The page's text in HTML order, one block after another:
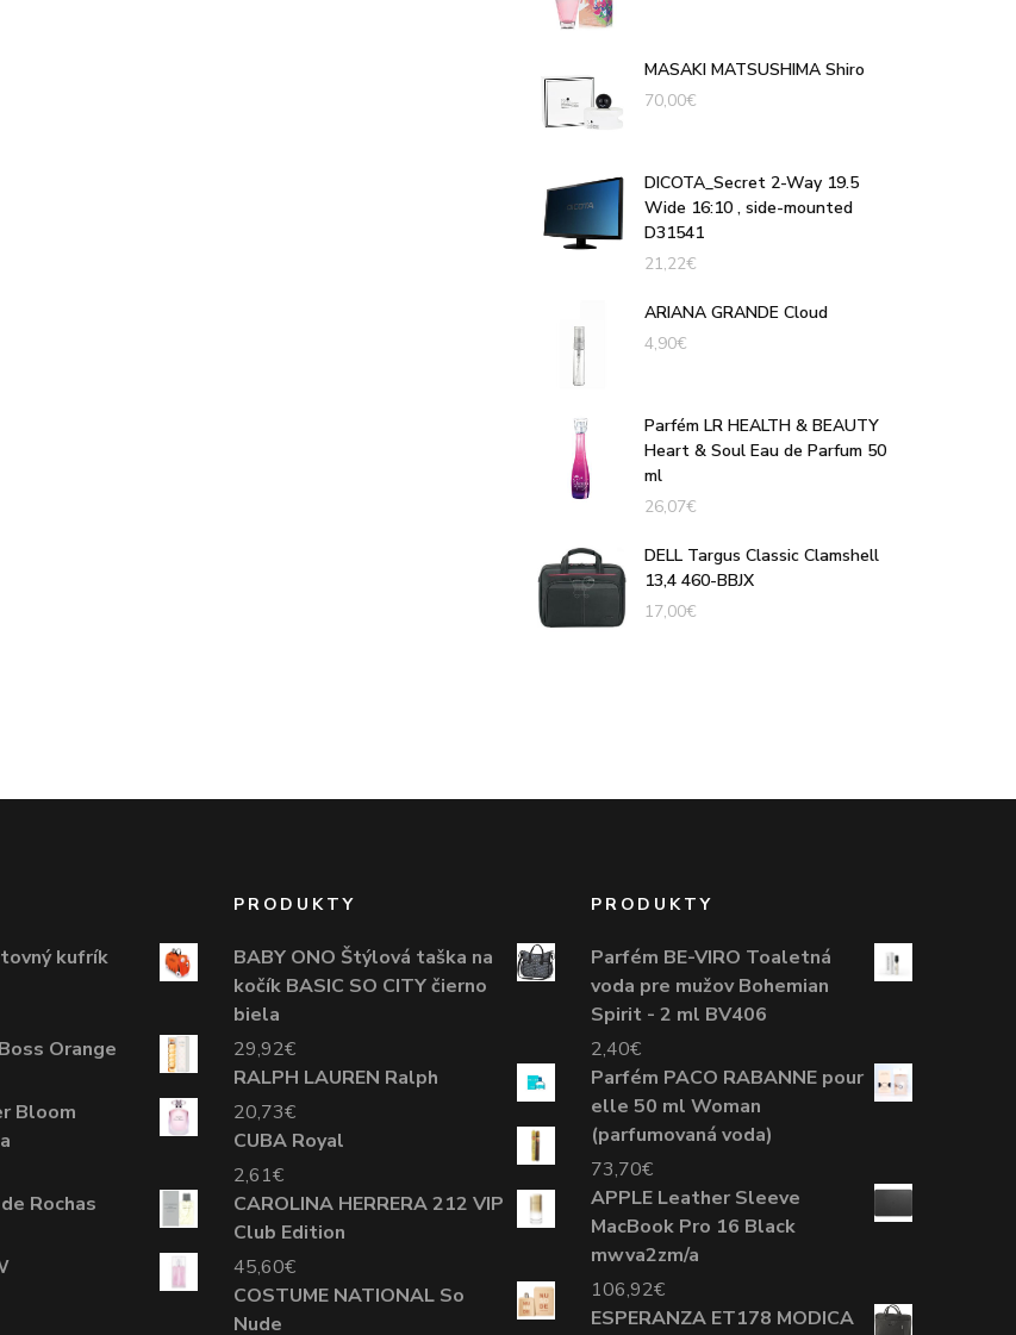
MASAKI MATSUSHIMA Shiro
70,00€
DICOTA_Secret 2-Way 19.5
Wide 16:10 , side-mounted
D31541
21,22€
ARIANA GRANDE Cloud
4,90€
Parfém LR HEALTH & BEAUTY
Heart & Soul Eau de Parfum 50
ml
26,07€
DELL Targus Classic Clamshell
13,4 460-BBJX
17,00€
kufrík
Orange
Bloom
Rochas
PRODUKTY
BABY ONO Štýlová taška na
kočík BASIC SO CITY čierno
biela
29,92€
RALPH LAUREN Ralph
20,73€
CUBA Royal
2,61€
CAROLINA HERRERA 212 VIP
Club Edition
45,60€
COSTUME NATIONAL So
Nude
PRODUKTY
Parfém BE-VIRO Toaletná
voda pre mužov Bohemian
Spirit - 2 ml BV406
2,40€
Parfém PACO RABANNE pour
elle 50 ml Woman
(parfumovaná voda)
73,70€
APPLE Leather Sleeve
MacBook Pro 16 Black
mwva2zm/a
106,92€
ESPERANZA ET178 MODICA